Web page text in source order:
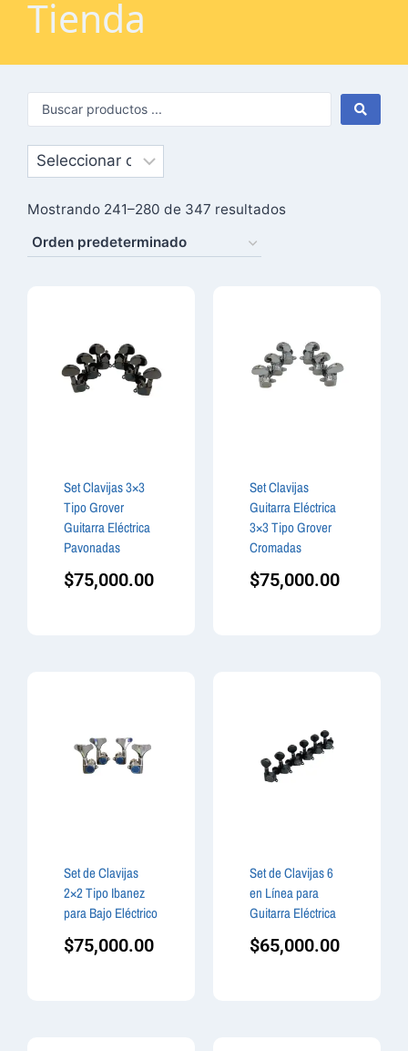
Tienda
Mostrando 241–280 de 347 resultados
Set Clavijas 3×3
Tipo Grover
Guitarra Eléctrica
Pavonadas
$75,000.00
Set Clavijas
Guitarra Eléctrica
3×3 Tipo Grover
Cromadas
$75,000.00
Set de Clavijas
2×2 Tipo Ibanez
para Bajo Eléctrico
$75,000.00
Set de Clavijas 6
en Línea para
Guitarra Eléctrica
$65,000.00